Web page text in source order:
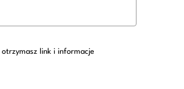
link i informacje